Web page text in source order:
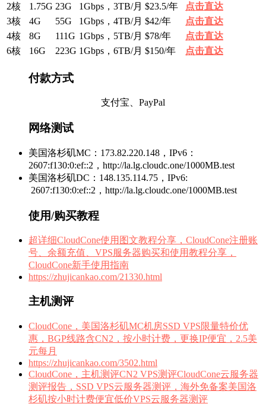
2核
1.75G 23G 1Gbps，3TB/月 $23.5/年
点击直达
3核
4G 55G 1Gbps，4TB/月 $42/年
点击直达
4核
8G 111G 1Gbps，5TB/月 $78/年
点击直达
6核
16G 223G 1Gbps，6TB/月 $150/年 点击直达
付款方式
支付宝、PayPal
网络测试
美国洛杉矶MC：173.82.220.148，IPv6：
2607:f130:0:ef::2，http://la.lg.cloudc.one/1000MB.test
美国洛杉矶DC：148.135.114.75，IPv6:
2607:f130:0:ef::2，http://la.lg.cloudc.one/1000MB.test
使用/购买教程
超详细CloudCone使用图文教程分享，CloudCone注册账
号、余额充值、VPS服务器购买和使用教程分享，
CloudCone新手使用指南
https://zhujicankao.com/21330.html
主机测评
CloudCone，美国洛杉矶MC机房SSD VPS限量特价优
惠，BGP线路含CN2，按小时计费，更换IP便宜，2.5美
元每月
https://zhujicankao.com/3502.html
CloudCone，主机测评CN2 VPS测评CloudCone云服务器
测评报告，SSD VPS云服务器测评，海外免备案美国洛
杉矶按小时计费便宜低价VPS云服务器测评